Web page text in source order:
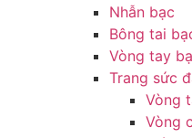
Nhẫn bạc
Bông tai
Vòng tay
Trang sức
Vòng
Vòng